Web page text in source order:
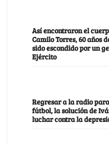
Así encontraron el
Camilo Torres, 60 años
sido escondido por un
Ejército
Regresar a la radio
fútbol, la solución de
luchar contra la